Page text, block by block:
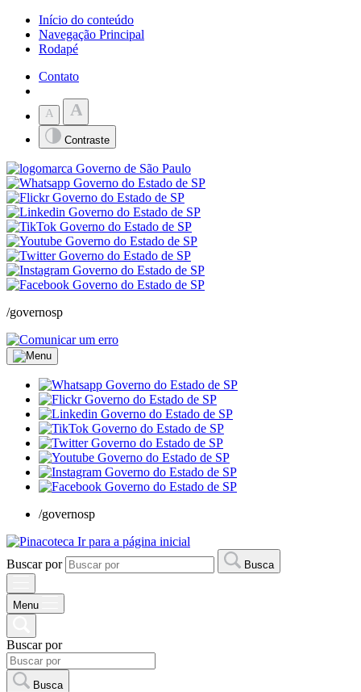
Início do conteúdo
Navegação Principal
Rodapé
Contato
A A
Contraste
/governosp
/governosp
Ir para a página inicial
Buscar por
Busca
Menu
Buscar por
Busca